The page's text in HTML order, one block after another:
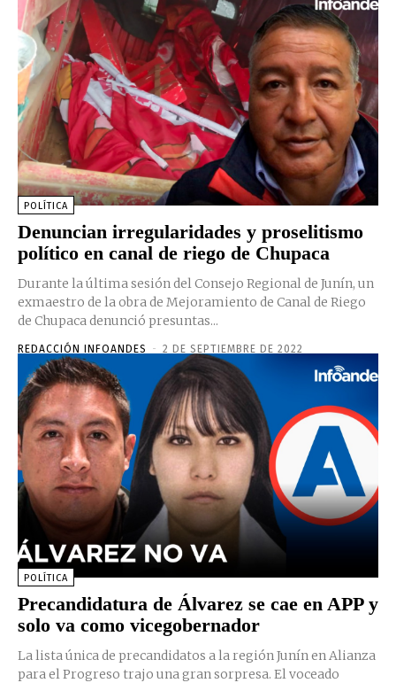
POLÍTICA
Denuncian irregularidades y proselitismo
político en canal de riego de Chupaca
Durante la última sesión del Consejo Regional de Junín, un
exmaestro de la obra de Mejoramiento de Canal de Riego
de Chupaca denunció presuntas...
REDACCIÓN INFOANDES - 2 DE SEPTIEMBRE DE 2022
POLÍTICA
Precandidatura de Álvarez se cae en APP y
solo va como vicegobernador
La lista única de precandidatos a la región Junín en Alianza
para el Progreso trajo una gran sorpresa. El voceado